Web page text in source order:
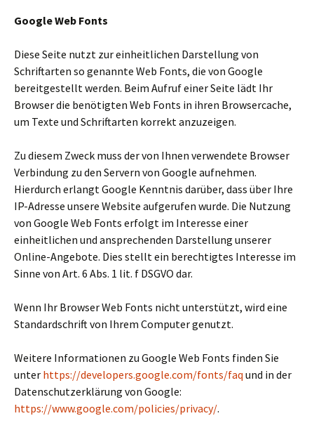
Google Web Fonts
Diese Seite nutzt zur einheitlichen Darstellung von
Schriftarten so genannte Web Fonts, die von Google
bereitgestellt werden. Beim Aufruf einer Seite lädt Ihr
Browser die benötigten Web Fonts in ihren Browsercache,
um Texte und Schriftarten korrekt anzuzeigen.
Zu diesem Zweck muss der von Ihnen verwendete Browser
Verbindung zu den Servern von Google aufnehmen.
Hierdurch erlangt Google Kenntnis darüber, dass über Ihre
IP-Adresse unsere Website aufgerufen wurde. Die Nutzung
von Google Web Fonts erfolgt im Interesse einer
einheitlichen und ansprechenden Darstellung unserer
Online-Angebote. Dies stellt ein berechtigtes Interesse im
Sinne von Art. 6 Abs. 1 lit. f DSGVO dar.
Wenn Ihr Browser Web Fonts nicht unterstützt, wird eine
Standardschrift von Ihrem Computer genutzt.
Weitere Informationen zu Google Web Fonts finden Sie
unter https://developers.google.com/fonts/faq und in der
Datenschutzerklärung von Google:
https://www.google.com/policies/privacy/.